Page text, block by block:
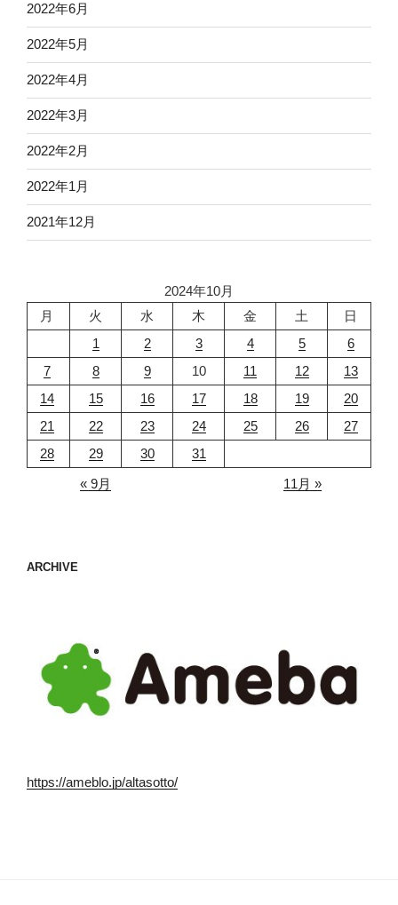
2022年6月
2022年5月
2022年4月
2022年3月
2022年2月
2022年1月
2021年12月
2024年10月
月
火 水 木 金 土
日
1
2 3 4 5
6
7
8 9 10 11 12
13
14
15 16 17 18 19
20
21
22 23 24 25 26
27
28
29 30
31
« 9月
11月 »
ARCHIVE
https://ameblo.jp/altasotto/